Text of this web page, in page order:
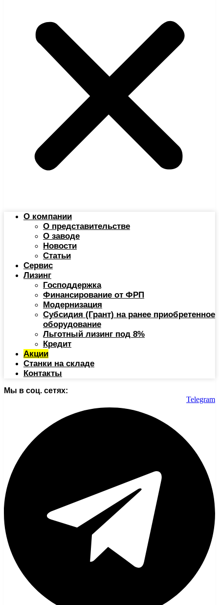
О компании
О представительстве
О заводе
Новости
Статьи
Сервис
Лизинг
Господдержка
Финансирование от ФРП
Модернизация
Субсидия (Грант) на ранее приобретенное
оборудование
Льготный лизинг под 8%
Кредит
Акции
Станки на складе
Контакты
Мы в соц. сетях:
Telegram